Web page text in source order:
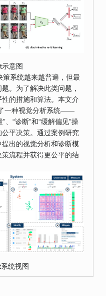
意图
策系统越来越普遍，但最
。为了解决此类问题，
的措施和算法。本文介
一种视觉分析系统——
、“诊断”和“缓解偏见”操
平决策。通过案例研究
出的视觉分析和诊断模
流程并获得更公平的结
统视图